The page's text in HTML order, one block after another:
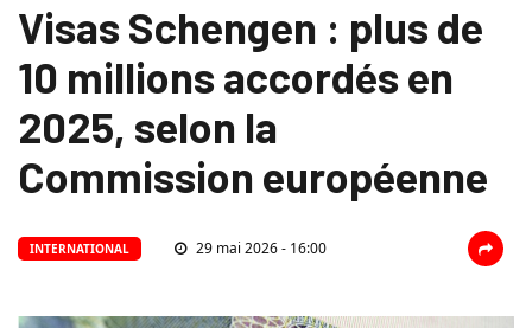
Visas Schengen : plus de
10 millions accordés en
2025, selon la
Commission européenne
INTERNATIONAL 29 mai 2026 - 16:00